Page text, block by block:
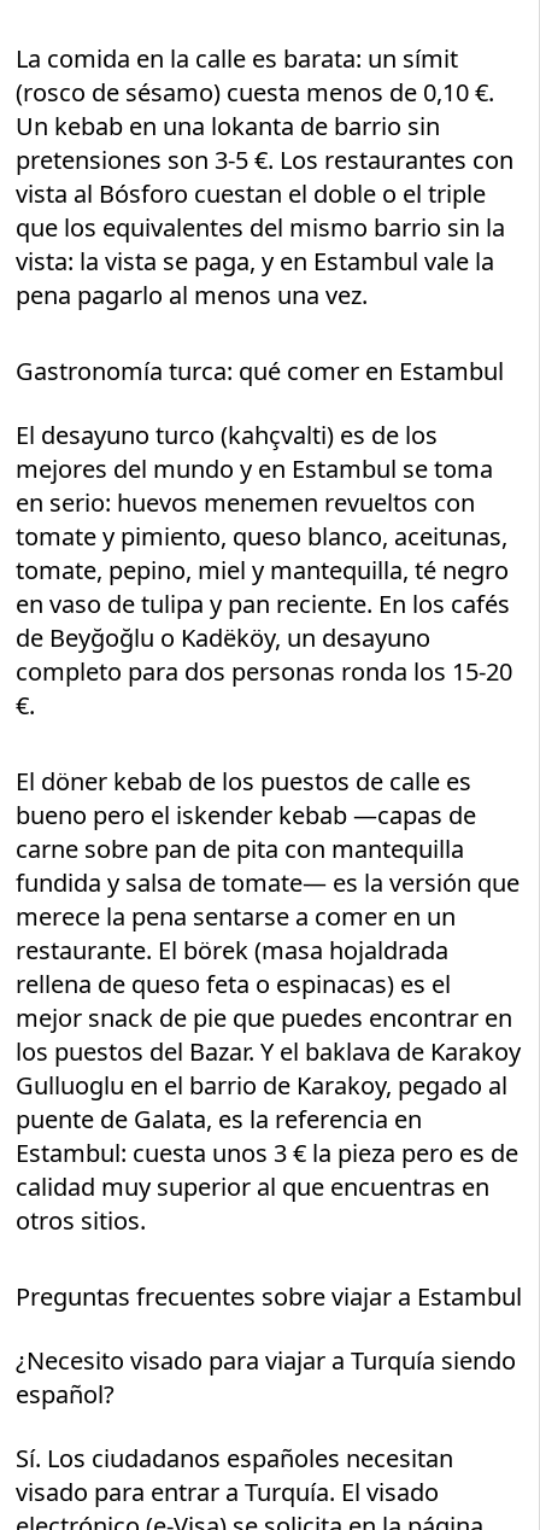
La comida en la calle es barata: un símit
(rosco de sésamo) cuesta menos de 0,10 €.
Un kebab en una lokanta de barrio sin
pretensiones son 3-5 €. Los restaurantes con
vista al Bósforo cuestan el doble o el triple
que los equivalentes del mismo barrio sin la
vista: la vista se paga, y en Estambul vale la
pena pagarlo al menos una vez.
Gastronomía turca: qué comer en Estambul
El desayuno turco (kahçvalti) es de los
mejores del mundo y en Estambul se toma
en serio: huevos menemen revueltos con
tomate y pimiento, queso blanco, aceitunas,
tomate, pepino, miel y mantequilla, té negro
en vaso de tulipa y pan reciente. En los cafés
de Beyğoğlu o Kadëköy, un desayuno
completo para dos personas ronda los 15-20
€.
El döner kebab de los puestos de calle es
bueno pero el iskender kebab —capas de
carne sobre pan de pita con mantequilla
fundida y salsa de tomate— es la versión que
merece la pena sentarse a comer en un
restaurante. El börek (masa hojaldrada
rellena de queso feta o espinacas) es el
mejor snack de pie que puedes encontrar en
los puestos del Bazar. Y el baklava de Karakoy
Gulluoglu en el barrio de Karakoy, pegado al
puente de Galata, es la referencia en
Estambul: cuesta unos 3 € la pieza pero es de
calidad muy superior al que encuentras en
otros sitios.
Preguntas frecuentes sobre viajar a Estambul
¿Necesito visado para viajar a Turquía siendo
español?
Sí. Los ciudadanos españoles necesitan
visado para entrar a Turquía. El visado